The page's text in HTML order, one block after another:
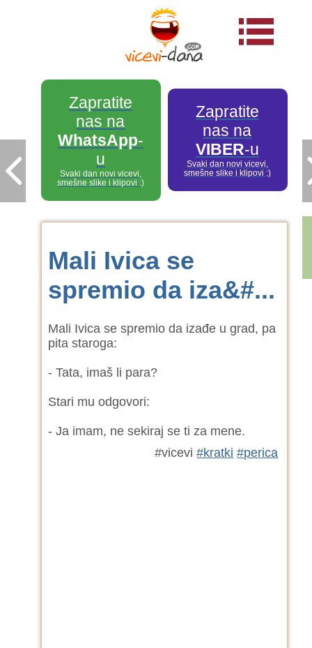
Zapratite
nas na
WhatsApp-
u
Svaki dan novi vicevi,
smešne slike i klipovi :)
Zapratite
nas na
VIBER-u
Svaki dan novi vicevi,
smešne slike i klipovi :)
Mali Ivica se
spremio da iza&#...
Mali Ivica se spremio da izađe u grad, pa
pita staroga:
- Tata, imaš li para?
Stari mu odgovori:
- Ja imam, ne sekiraj se ti za mene.
#vicevi#kratki #perica